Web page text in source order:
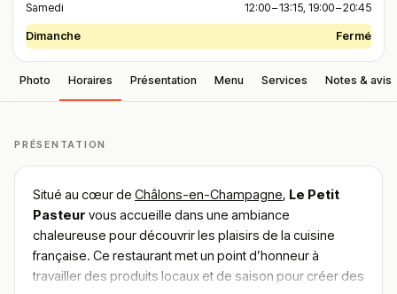
Samedi 12:00 – 13:15, 19:00 – 20:45
Dimanche Fermé
Photo Horaires Présentation Menu Services Notes & avis
PRÉSENTATION
Situé au cœur de Châlons-en-Champagne, Le Petit
Pasteur vous accueille dans une ambiance
chaleureuse pour découvrir les plaisirs de la cuisine
française. Ce restaurant met un point d’honneur à
travailler des produits locaux et de saison pour créer des